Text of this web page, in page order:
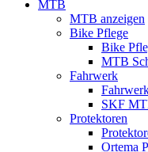
MTB
MTB anzeigen
Bike Pflege
Bike
MTB
Fahrwerk
SKF
Protektoren
Ortema